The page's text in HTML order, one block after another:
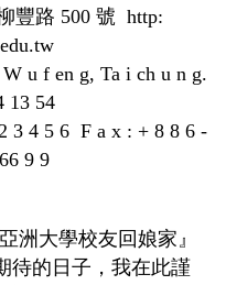
豐路 500 號 http:
u f en g, Ta i ch u n g.
13 54
3 4 5 6 F a x : + 8 8 6 -
9 9
洲大學校友回娘家』
待的日子，我在此謹